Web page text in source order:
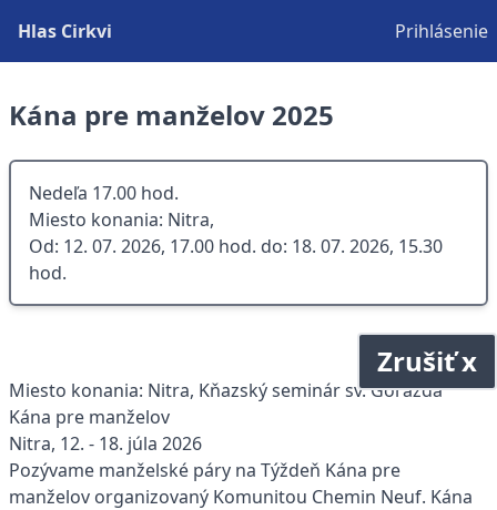
Hlas Cirkvi Prihlásenie
Kána pre manželov 2025
Nedeľa 17.00 hod.
Miesto konania: Nitra,
Od: 12. 07. 2026, 17.00 hod. do: 18. 07. 2026, 15.30
hod.
Zrušiť x
Miesto konania: Nitra, Kňazský seminár sv. Gorazda
Kána pre manželov
Nitra, 12. - 18. júla 2026
Pozývame manželské páry na Týždeň Kána pre
manželov organizovaný Komunitou Chemin Neuf. Kána